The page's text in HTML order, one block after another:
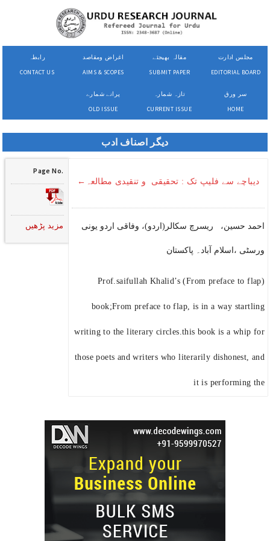
رابطہ
CONTACT US
اغراض ومقاصد
AIMS & SCOPES
مقالہ بھیجئے
SUBMIT PAPER
مجلس ادارت
EDITORIAL BOARD
پرانے شمارے
OLD ISSUE
تازہ شمارہ
CURRENT ISSUE
سر ورق
HOME
دیگر اصناف ادب
دیباچے سے فلیپ تک : تحقیقی و تنقیدی مطالعہ←
ورسٹی ،اسلام آباد۔ پاکستان
(From preface to flap) Prof.saifullah Khalid’s
book;From preface to flap, is in a way startling
writing to the literary circles.this book is a whip for
those poets and writers who literarily dishonest, and
it is performing the
Page No.
مزید پڑھیں